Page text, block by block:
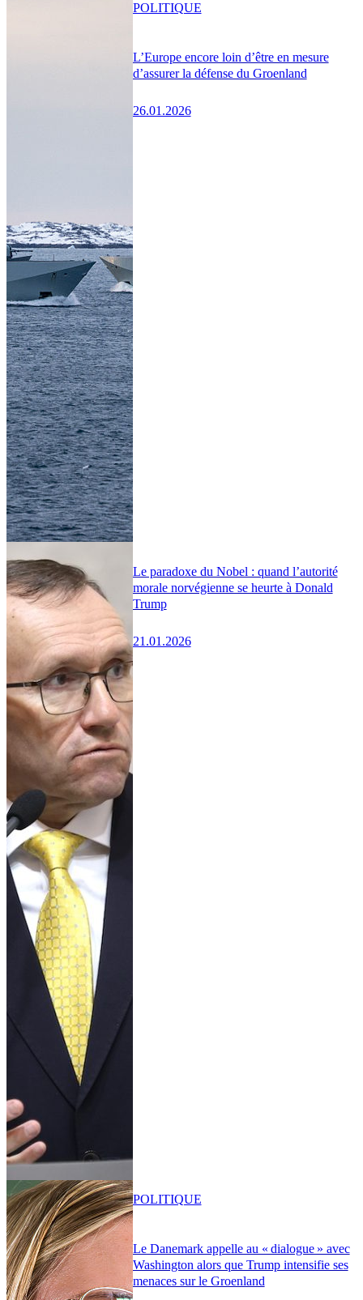
L’Europe encore loin d’être en mesure
d’assurer la défense du Groenland
26.01.2026
POLITIQUE
Le paradoxe du Nobel : quand l’autorité
morale norvégienne se heurte à Donald
Trump
21.01.2026
Le Danemark appelle au « dialogue » avec
Washington alors que Trump intensifie ses
menaces sur le Groenland
POLITIQUE